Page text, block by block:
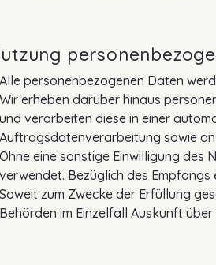
Alle personenbezogenen Daten
Wir erheben darüber hinaus
und verarbeiten diese in einer
Auftragsdatenverarbeitung sowie
Ohne eine sonstige Einwilligung des
verwendet. Bezüglich des
Soweit zum Zwecke der Erfüllung
Behörden im Einzelfall Auskunft